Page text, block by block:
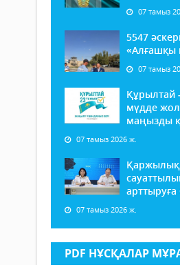
07 тамыз
5547
«Алғашқы
07 тамыз
Құрылтай
мүдде
маңызды
07 тамыз 2026 ж.
Қаржылық
арттыруға
07 тамыз 2026 ж.
PDF НҰСҚАЛАР